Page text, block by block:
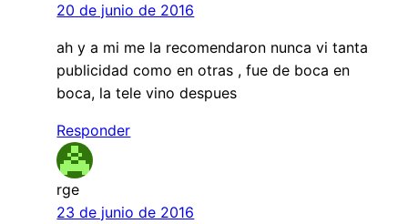
20 de junio de 2016
ah y a mi me la recomendaron nunca vi tanta
publicidad como en otras , fue de boca en
boca, la tele vino despues
Responder
rge
23 de junio de 2016